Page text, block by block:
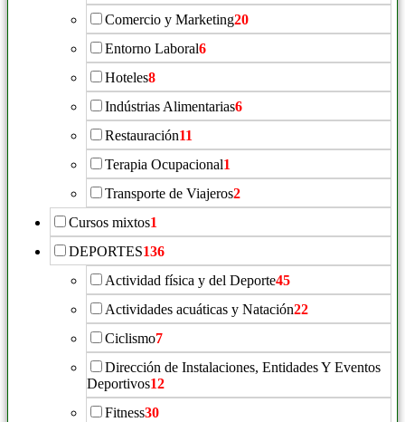
Comercio y Marketing20
Entorno Laboral6
Hoteles8
Indústrias Alimentarias6
Restauración11
Terapia Ocupacional1
Transporte de Viajeros2
Cursos mixtos1
DEPORTES136
Actividad física y del Deporte45
Actividades acuáticas y Natación22
Ciclismo7
Dirección de Instalaciones, Entidades Y Eventos
Deportivos12
Fitness30